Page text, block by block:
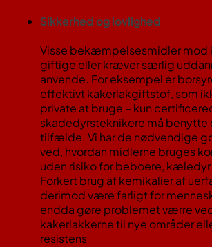
Sikkerhed og lovlighed
Visse bekæmpelsesmidler mod
giftige eller kræver særlig
anvende. For eksempel er
effektivt kakerlakgiftstof, som
private at bruge – kun
skadedyrsteknikere må
tilfælde​. Vi har de nødvendige
ved, hvordan midlerne bruges
uden risiko for beboere,
Forkert brug af kemikalier af
derimod være farligt for
endda gøre problemet værre
kakerlakkerne til nye områder
resistens​